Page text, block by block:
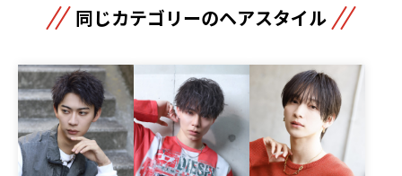
同じカテゴリーのヘアスタイル